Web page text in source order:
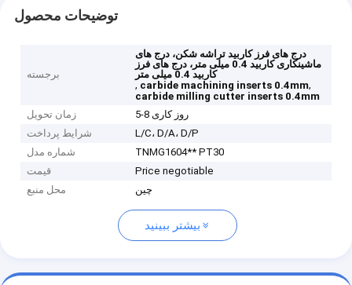
توضیحات محصول
برجسته
درج های فرز کاربید تراشه شکن، درج های
ماشینکاری کاربید 0.4 میلی متر، درج های فرز
کاربید 0.4 میلی متر
, carbide machining inserts 0.4mm,
carbide milling cutter inserts 0.4mm
زمان تحویل
5-8 روز کاری
شرایط پرداخت
L/C، D/A، D/P
شماره مدل
TNMG1604** PT30
قیمت
Price negotiable
محل منبع
چین
بیشتر ببینید